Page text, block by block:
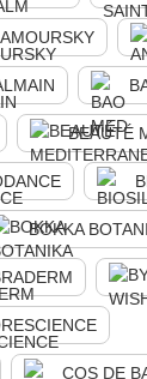
AMOURSKY
BEAUTÉ
BOKKA
COS DE